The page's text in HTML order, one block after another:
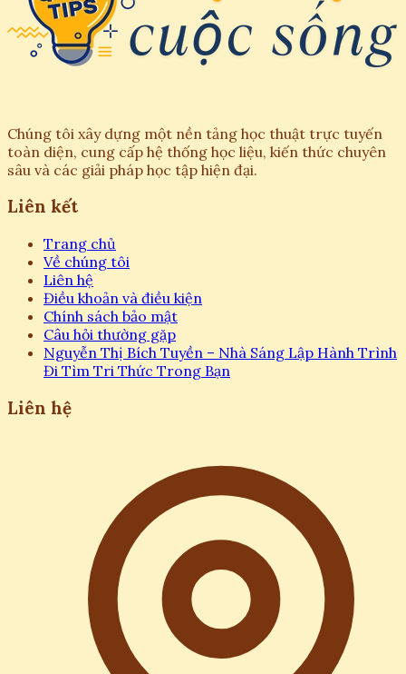
Chúng tôi xây dựng một nền tảng học thuật trực tuyến
toàn diện, cung cấp hệ thống học liệu, kiến thức chuyên
sâu và các giải pháp học tập hiện đại.
Liên kết
Trang chủ
Về chúng tôi
Liên hệ
Điều khoản và điều kiện
Chính sách bảo mật
Câu hỏi thường gặp
Nguyễn Thị Bích Tuyền – Nhà Sáng Lập Hành Trình
Đi Tìm Tri Thức Trong Bạn
Liên hệ